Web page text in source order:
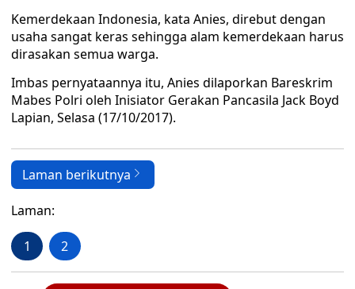
Kemerdekaan Indonesia, kata Anies, direbut dengan
usaha sangat keras sehingga alam kemerdekaan harus
dirasakan semua warga.
Imbas pernyataannya itu, Anies dilaporkan Bareskrim
Mabes Polri oleh Inisiator Gerakan Pancasila Jack Boyd
Lapian, Selasa (17/10/2017).
Laman berikutnya
Laman:
1 2